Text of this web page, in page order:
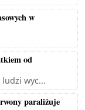
w
od
wyc...
paraliżuje